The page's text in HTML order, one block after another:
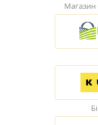
Магазин